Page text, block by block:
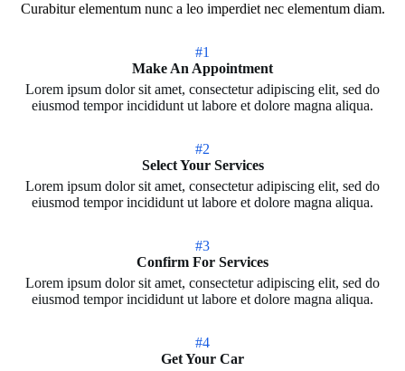
Curabitur elementum nunc a leo imperdiet nec elementum diam.
#1
Make An Appointment
Lorem ipsum dolor sit amet, consectetur adipiscing elit, sed do
eiusmod tempor incididunt ut labore et dolore magna aliqua.
#2
Select Your Services
Lorem ipsum dolor sit amet, consectetur adipiscing elit, sed do
eiusmod tempor incididunt ut labore et dolore magna aliqua.
#3
Confirm For Services
Lorem ipsum dolor sit amet, consectetur adipiscing elit, sed do
eiusmod tempor incididunt ut labore et dolore magna aliqua.
#4
Get Your Car